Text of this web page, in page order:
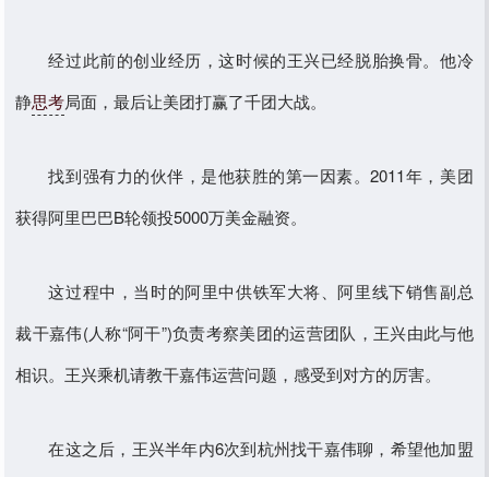
经过此前的创业经历，这时候的王兴已经脱胎换骨。他冷
静思考局面，最后让美团打赢了千团大战。
找到强有力的伙伴，是他获胜的第一因素。2011年，美团
获得阿里巴巴B轮领投5000万美金融资。
这过程中，当时的阿里中供铁军大将、阿里线下销售副总
裁干嘉伟(人称“阿干”)负责考察美团的运营团队，王兴由此与他
相识。王兴乘机请教干嘉伟运营问题，感受到对方的厉害。
在这之后，王兴半年内6次到杭州找干嘉伟聊，希望他加盟